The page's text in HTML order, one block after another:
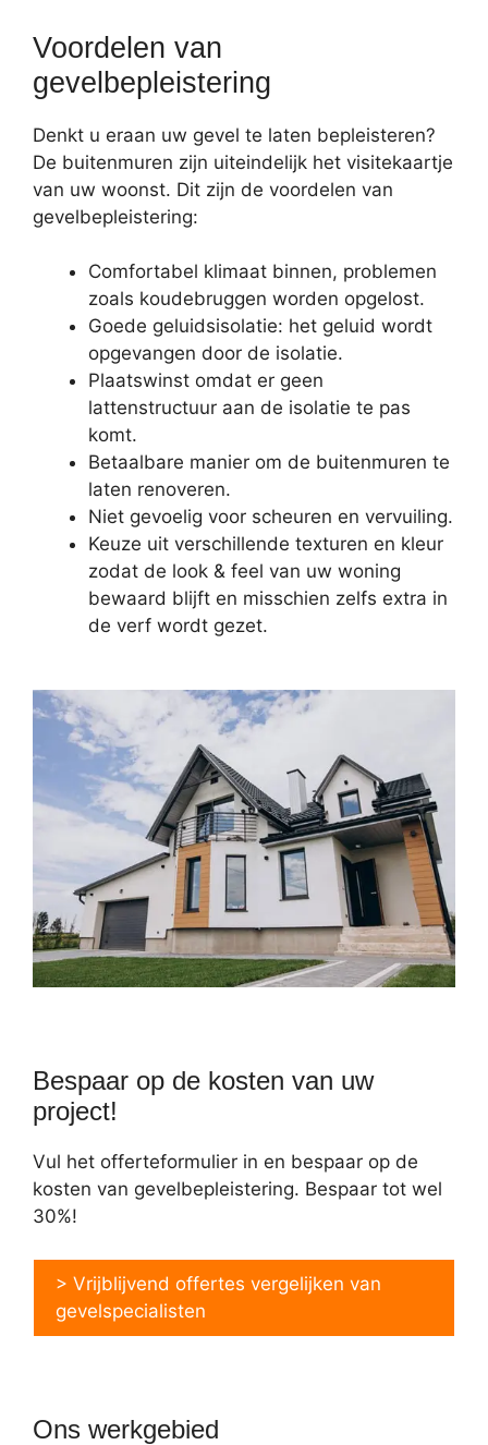
Voordelen van
gevelbepleistering
Denkt u eraan uw gevel te laten bepleisteren?
De buitenmuren zijn uiteindelijk het visitekaartje
van uw woonst. Dit zijn de voordelen van
gevelbepleistering:
Comfortabel klimaat binnen, problemen
zoals koudebruggen worden opgelost.
Goede geluidsisolatie: het geluid wordt
opgevangen door de isolatie.
Plaatswinst omdat er geen
lattenstructuur aan de isolatie te pas
komt.
Betaalbare manier om de buitenmuren te
laten renoveren.
Niet gevoelig voor scheuren en vervuiling.
Keuze uit verschillende texturen en kleur
zodat de look & feel van uw woning
bewaard blijft en misschien zelfs extra in
de verf wordt gezet.
Bespaar op de kosten van uw
project!
Vul het offerteformulier in en bespaar op de
kosten van gevelbepleistering. Bespaar tot wel
30%!
> Vrijblijvend offertes vergelijken van
gevelspecialisten
Ons werkgebied